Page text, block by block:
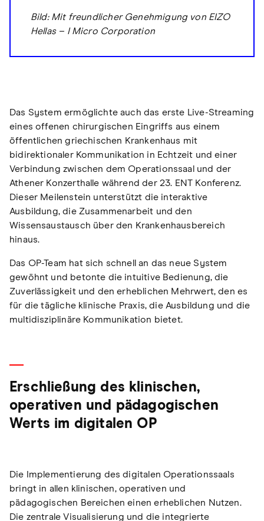
Bild: Mit freundlicher Genehmigung von EIZO
Hellas – I Micro Corporation
Das System ermöglichte auch das erste Live-Streaming
eines offenen chirurgischen Eingriffs aus einem
öffentlichen griechischen Krankenhaus mit
bidirektionaler Kommunikation in Echtzeit und einer
Verbindung zwischen dem Operationssaal und der
Athener Konzerthalle während der 23. ENT Konferenz.
Dieser Meilenstein unterstützt die interaktive
Ausbildung, die Zusammenarbeit und den
Wissensaustausch über den Krankenhausbereich
hinaus.
Das OP-Team hat sich schnell an das neue System
gewöhnt und betonte die intuitive Bedienung, die
Zuverlässigkeit und den erheblichen Mehrwert, den es
für die tägliche klinische Praxis, die Ausbildung und die
multidisziplinäre Kommunikation bietet.
Erschließung des klinischen,
operativen und pädagogischen
Werts im digitalen OP
Die Implementierung des digitalen Operationssaals
bringt in allen klinischen, operativen und
pädagogischen Bereichen einen erheblichen Nutzen.
Die zentrale Visualisierung und die integrierte